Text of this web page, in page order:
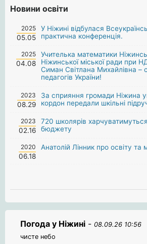
Новини освіти
2025
05.05
У Ніжині відбулася
практична конференція.
2025
04.08
Учителька математики
Ніжинської міської ради при
Симан Світлана Михайлівна –
педагогів України!
2023
08.29
За сприяння громади Ніжина
кордон передали шкільні
2023
02.16
720 школярів
бюджету
2020
06.18
Анатолій Лінник про освіту та
Погода у Ніжині - 08.09.26 10:56
чисте небо